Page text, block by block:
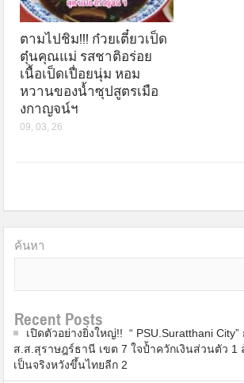
ตามไปชิม!!! ก๋วยเตี๋ยวเป็ด
ตุ๋นคุณแม่ รสชาติอร่อย
เนื้อเป็ดเปื่อยนุ่ม หอม
หวานของน้ำซุปสูตรเมือ
งกาญจน์ฯ
09, 03, 26
ค้นหา
Recent Posts
เปิดตัวอย่างยิ่งใหญ่!! “ PSU.Suratthani
ส.ส.สุราษฎร์ธานี เขต 7 ใจป้ำควักเงินส่วนตัว
เป็นจริงหวังขึ้นไทยลีก 2